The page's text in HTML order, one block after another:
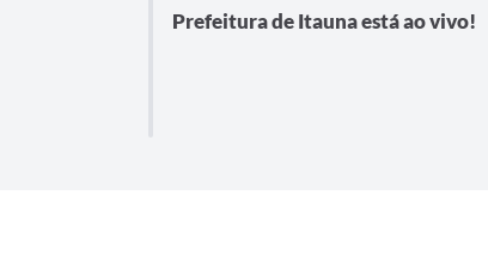
Prefeitura de Itauna está ao vivo!